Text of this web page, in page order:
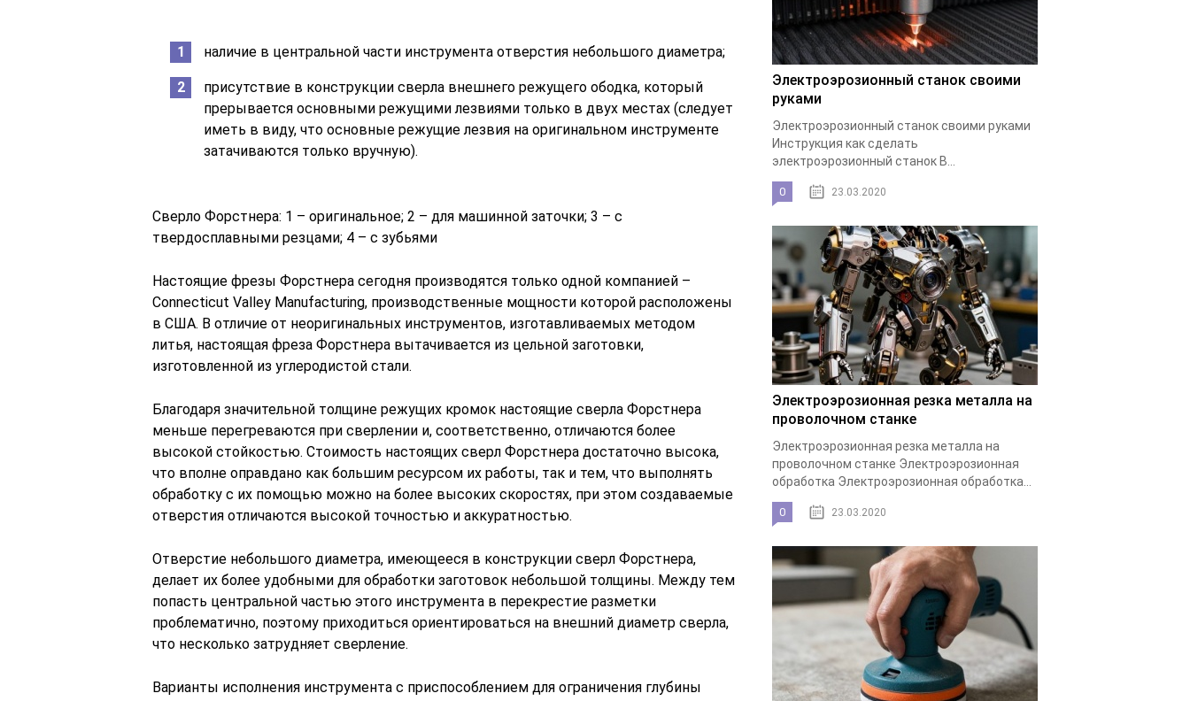
наличие в центральной части инструмента отверстия небольшого диаметра;
присутствие в конструкции сверла внешнего режущего ободка, который
прерывается основными режущими лезвиями только в двух местах (следует
иметь в виду, что основные режущие лезвия на оригинальном инструменте
затачиваются только вручную).
Сверло Форстнера: 1 – оригинальное; 2 – для машинной заточки; 3 – с
твердосплавными резцами; 4 – с зубьями
Настоящие фрезы Форстнера сегодня производятся только одной компанией –
Connecticut Valley Manufacturing, производственные мощности которой расположены
в США. В отличие от неоригинальных инструментов, изготавливаемых методом
литья, настоящая фреза Форстнера вытачивается из цельной заготовки,
изготовленной из углеродистой стали.
Благодаря значительной толщине режущих кромок настоящие сверла Форстнера
меньше перегреваются при сверлении и, соответственно, отличаются более
высокой стойкостью. Стоимость настоящих сверл Форстнера достаточно высока,
что вполне оправдано как большим ресурсом их работы, так и тем, что выполнять
обработку с их помощью можно на более высоких скоростях, при этом создаваемые
отверстия отличаются высокой точностью и аккуратностью.
Отверстие небольшого диаметра, имеющееся в конструкции сверл Форстнера,
делает их более удобными для обработки заготовок небольшой толщины. Между тем
попасть центральной частью этого инструмента в перекрестие разметки
проблематично, поэтому приходиться ориентироваться на внешний диаметр сверла,
что несколько затрудняет сверление.
Варианты исполнения инструмента с приспособлением для ограничения глубины
Электроэрозионный станок своими
руками
Электроэрозионный станок своими руками
Инструкция как сделать
электроэрозионный станок В...
0 23.03.2020
Электроэрозионная резка металла на
проволочном станке
Электроэрозионная резка металла на
проволочном станке Электроэрозионная
обработка Электроэрозионная обработка...
0 23.03.2020